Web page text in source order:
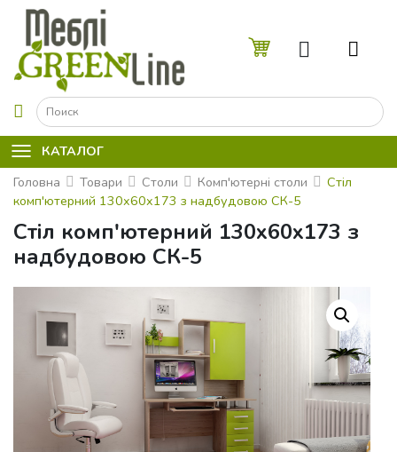
☰
КАТАЛОГ
Головна
Товари Столи Комп'ютерні столи
Стіл
комп'ютерний 130x60x173 з надбудовою СК-5
Стіл комп'ютерний 130x60x173 з
надбудовою СК-5